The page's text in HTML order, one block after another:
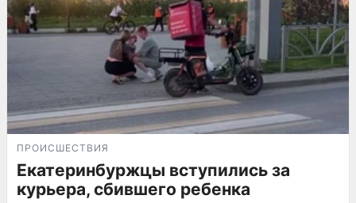
ПРОИСШЕСТВИЯ
Екатеринбуржцы вступились за
курьера, сбившего ребенка